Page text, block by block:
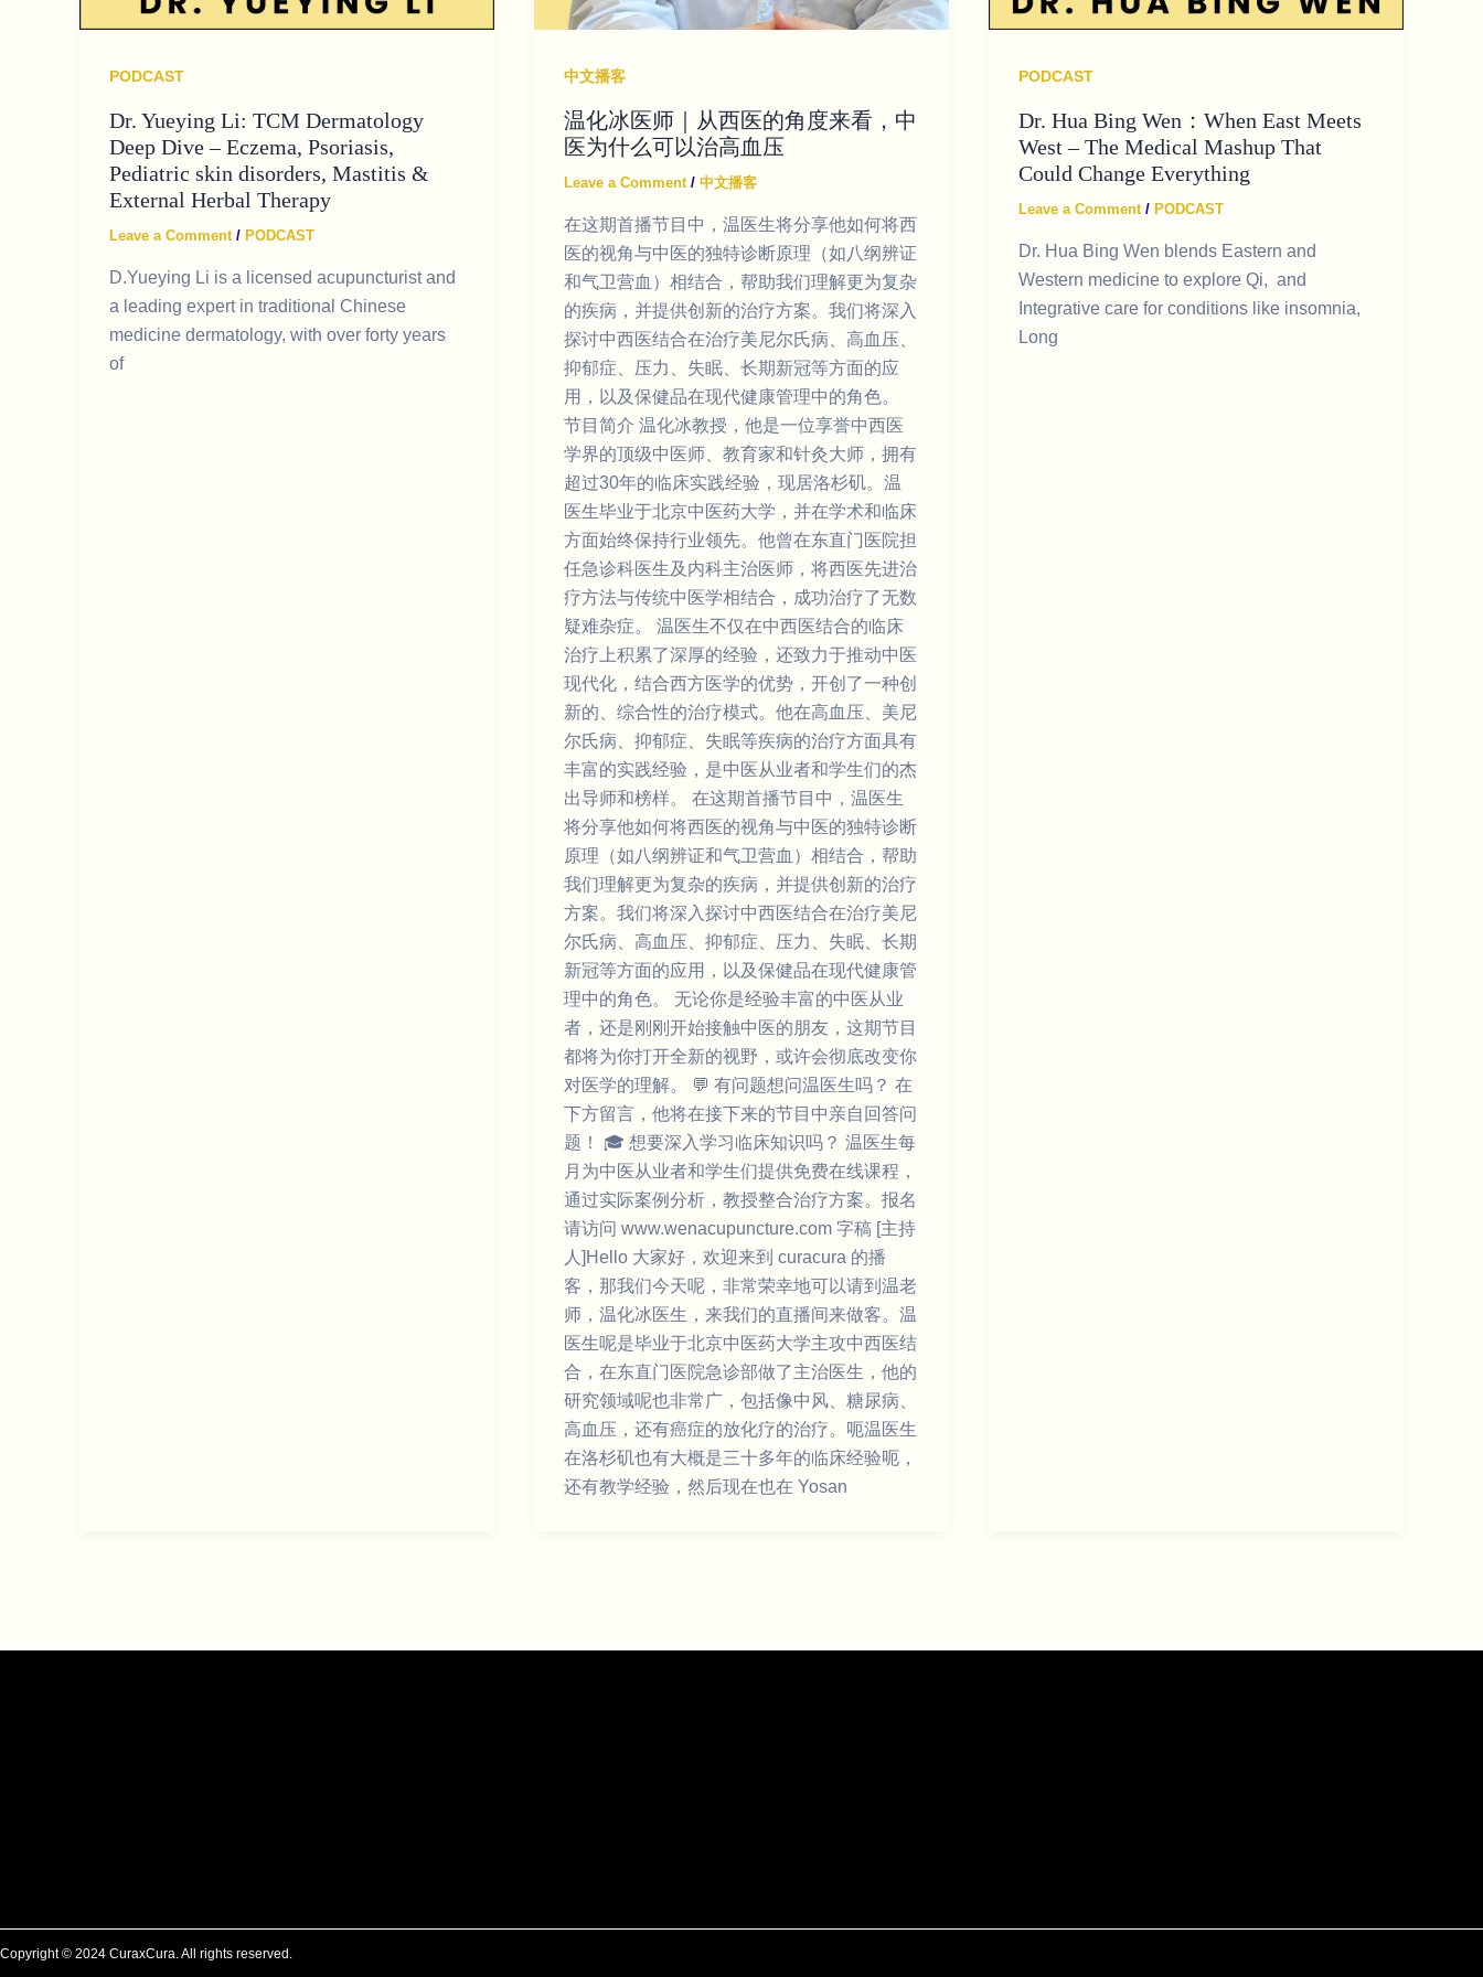
PODCAST
Dr. Yueying Li: TCM Dermatology
Deep Dive – Eczema, Psoriasis,
Pediatric skin disorders, Mastitis &
External Herbal Therapy
Leave a Comment / PODCAST
D.Yueying Li is a licensed acupuncturist and
a leading expert in traditional Chinese
medicine dermatology, with over forty years
of
中文播客
温化冰医师｜从西医的角度来看，中
医为什么可以治高血压
Leave a Comment / 中文播客
在这期首播节目中，温医生将分享他如何将西
医的视角与中医的独特诊断原理（如八纲辨证
和气卫营血）相结合，帮助我们理解更为复杂
的疾病，并提供创新的治疗方案。我们将深入
探讨中西医结合在治疗美尼尔氏病、高血压、
抑郁症、压力、失眠、长期新冠等方面的应
用，以及保健品在现代健康管理中的角色。
节目简介 温化冰教授，他是一位享誉中西医
学界的顶级中医师、教育家和针灸大师，拥有
超过30年的临床实践经验，现居洛杉矶。温
医生毕业于北京中医药大学，并在学术和临床
方面始终保持行业领先。他曾在东直门医院担
任急诊科医生及内科主治医师，将西医先进治
疗方法与传统中医学相结合，成功治疗了无数
疑难杂症。 温医生不仅在中西医结合的临床
治疗上积累了深厚的经验，还致力于推动中医
现代化，结合西方医学的优势，开创了一种创
新的、综合性的治疗模式。他在高血压、美尼
尔氏病、抑郁症、失眠等疾病的治疗方面具有
丰富的实践经验，是中医从业者和学生们的杰
出导师和榜样。 在这期首播节目中，温医生
将分享他如何将西医的视角与中医的独特诊断
原理（如八纲辨证和气卫营血）相结合，帮助
我们理解更为复杂的疾病，并提供创新的治疗
方案。我们将深入探讨中西医结合在治疗美尼
尔氏病、高血压、抑郁症、压力、失眠、长期
新冠等方面的应用，以及保健品在现代健康管
理中的角色。 无论你是经验丰富的中医从业
者，还是刚刚开始接触中医的朋友，这期节目
都将为你打开全新的视野，或许会彻底改变你
对医学的理解。 💬 有问题想问温医生吗？ 在
下方留言，他将在接下来的节目中亲自回答问
题！ 🎓 想要深入学习临床知识吗？ 温医生每
月为中医从业者和学生们提供免费在线课程，
通过实际案例分析，教授整合治疗方案。报名
请访问 ⁠www.wenacupuncture.com 字稿 [主持
人]Hello 大家好，欢迎来到 curacura 的播
客，那我们今天呢，非常荣幸地可以请到温老
师，温化冰医生，来我们的直播间来做客。温
医生呢是毕业于北京中医药大学主攻中西医结
合，在东直门医院急诊部做了主治医生，他的
研究领域呢也非常广，包括像中风、糖尿病、
高血压，还有癌症的放化疗的治疗。呃温医生
在洛杉矶也有大概是三十多年的临床经验呃，
还有教学经验，然后现在也在 Yosan
PODCAST
Dr. Hua Bing Wen：When East Meets
West – The Medical Mashup That
Could Change Everything
Leave a Comment / PODCAST
Dr. Hua Bing Wen blends Eastern and
Western medicine to explore Qi, and
Integrative care for conditions like insomnia,
Long
Copyright © 2024 CuraxCura. All rights reserved.